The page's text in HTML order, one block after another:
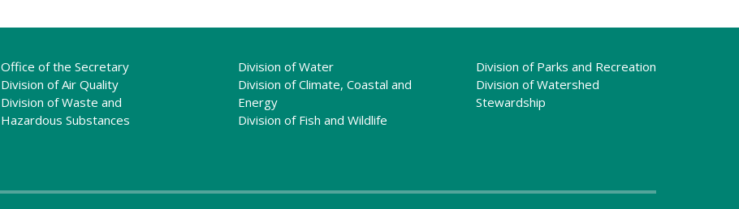
Office of the Secretary
Division of Air Quality
Division of Waste and
Hazardous Substances
Division of Water
Division of Climate, Coastal and
Energy
Division of Fish and Wildlife
Division of Parks and Recreation
Division of Watershed
Stewardship